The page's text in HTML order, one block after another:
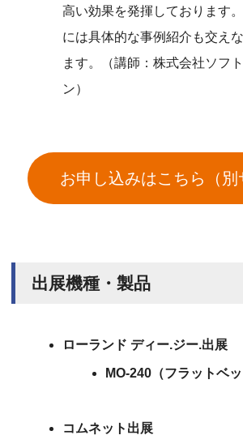
高い効果を発揮しております
には具体的な事例紹介も交え
ます。（講師：株式会社ソフ
ン）
お申し込みはこちら（別
出展機種・製品
ローランド ディー.ジー.出展
MO-240（フラットベ
コムネット出展